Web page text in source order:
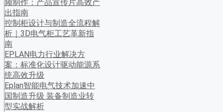
频制作：产品宣传片高效产
出指南
控制柜设计与制造全流程解
析｜3D电气柜工艺革新指
南
EPLAN电力行业解决方
案：标准化设计驱动能源系
统高效升级
Eplan智能电气技术加速中
国制造升级 装备制造业转
型实战解析